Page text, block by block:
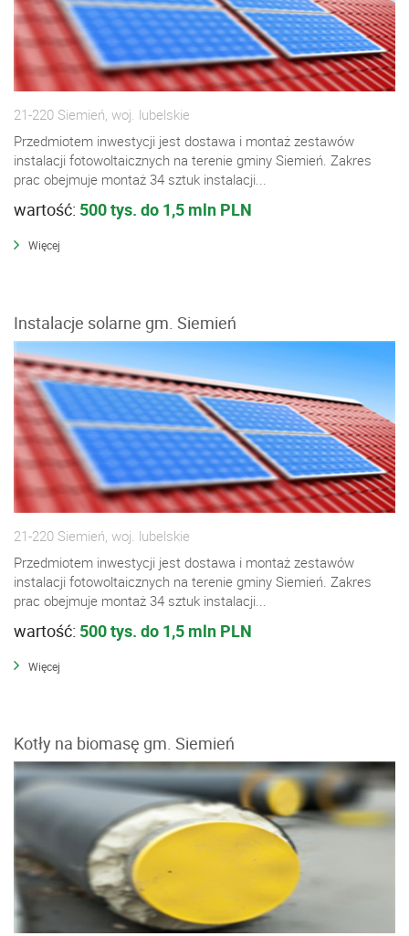
21-220 Siemień, woj. lubelskie
Przedmiotem inwestycji jest dostawa i montaż zestawów
instalacji fotowoltaicznych na terenie gminy Siemień. Zakres
prac obejmuje montaż 34 sztuk instalacji...
wartość: 500 tys. do 1,5 mln PLN
Więcej
Instalacje solarne gm. Siemień
21-220 Siemień, woj. lubelskie
Przedmiotem inwestycji jest dostawa i montaż zestawów
instalacji fotowoltaicznych na terenie gminy Siemień. Zakres
prac obejmuje montaż 34 sztuk instalacji...
wartość: 500 tys. do 1,5 mln PLN
Więcej
Kotły na biomasę gm. Siemień